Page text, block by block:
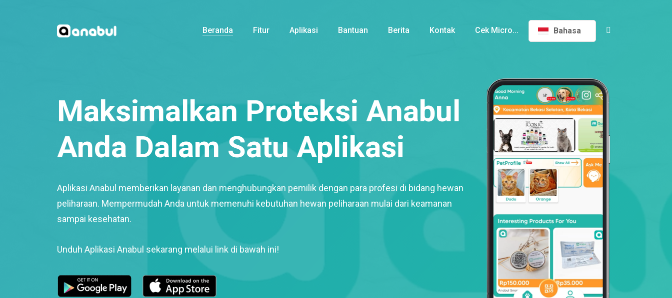
Beranda Fitur Aplikasi Bantuan Berita Kontak Cek Micro... Bahasa
Maksimalkan Proteksi Anabul
Anda Dalam Satu Aplikasi
Aplikasi Anabul memberikan layanan dan menghubungkan pemilik dengan para profesi di bidang hewan
peliharaan. Mempermudah Anda untuk memenuhi kebutuhan hewan peliharaan mulai dari keamanan
sampai kesehatan.
Unduh Aplikasi Anabul sekarang melalui link di bawah ini!